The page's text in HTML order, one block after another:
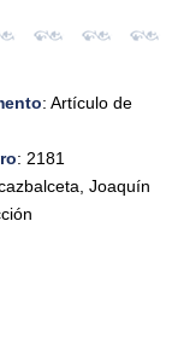
: Artículo de
: 2181
Joaquín